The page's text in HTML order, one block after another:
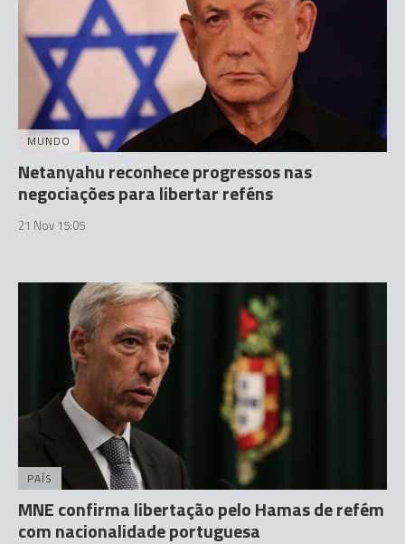
MUNDO
Netanyahu reconhece progressos nas
negociações para libertar reféns
21 Nov 15:05
PAÍS
MNE confirma libertação pelo Hamas de refém
com nacionalidade portuguesa